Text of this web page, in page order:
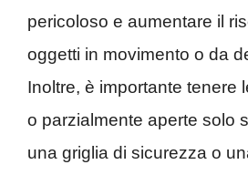
pericoloso e aumentare il
oggetti in movimento o da
Inoltre, è importante tenere
o parzialmente aperte solo
una griglia di sicurezza o